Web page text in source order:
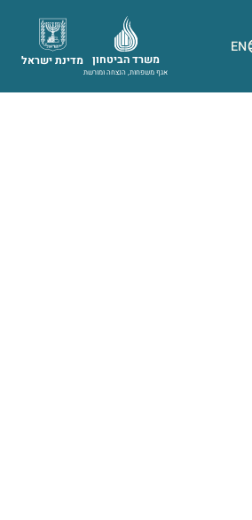
EN
מדינת ישראל משרד הביטחון
אגף משפחות, הנצחה ומורשת